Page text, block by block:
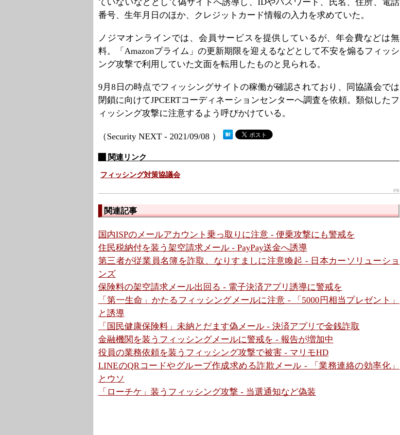
ていないなどとして偽サイトへ誘導し、IDやパスワード、氏名、住所、電話
番号、生年月日のほか、クレジットカード情報の入力を求めていた。
ノジマオンラインでは、会員サービスを提供しているが、年会費などは無
料。「Amazonプライム」の更新期限を迎えるなどとして不安を煽るフィッシ
ング攻撃で利用していた文面を転用したものと見られる。
9月8日の時点でフィッシングサイトの稼働が確認されており、同協議会では
閉鎖に向けてJPCERTコーディネーションセンターへ調査を依頼。類似したフ
ィッシング攻撃に注意するよう呼びかけている。
（Security NEXT - 2021/09/08 ）
関連リンク
フィッシング対策協議会
PR
関連記事
国内ISPのメールアカウント乗っ取りに注意 - 便乗攻撃にも警戒を
住民税納付を装う架空請求メール - PayPay送金へ誘導
第三者が従業員名簿を詐取、なりすましに注意喚起 - 日本カーソリューショ
ンズ
保険料の架空請求メール出回る - 電子決済アプリ誘導に警戒を
「第一生命」かたるフィッシングメールに注意 - 「5000円相当プレゼント」
と誘導
「国民健康保険料」未納とだます偽メール - 決済アプリで金銭詐取
金融機関を装うフィッシングメールに警戒を - 報告が増加中
役員の業務依頼を装うフィッシング攻撃で被害 - マリモHD
LINEのQRコードやグループ作成求める詐欺メール - 「業務連絡の効率化」
とウソ
「ローチケ」装うフィッシング攻撃 - 当選通知など偽装